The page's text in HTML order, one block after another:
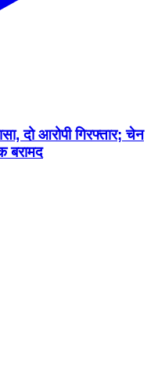
दो आरोपी गिरफ्तार; चेन
बरामद